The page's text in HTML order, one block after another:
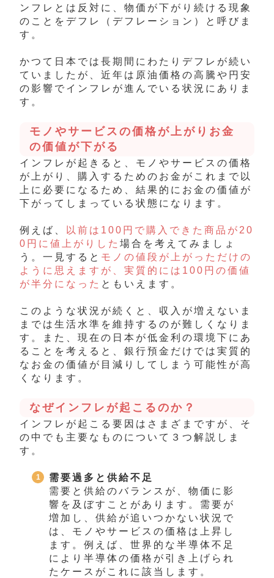
ンフレとは反対に、物価が下がり続ける現象
のことをデフレ（デフレーション）と呼びま
す。
かつて日本では長期間にわたりデフレが続い
ていましたが、近年は原油価格の高騰や円安
の影響でインフレが進んでいる状況にありま
す。
モノやサービスの価格が上がりお金
の価値が下がる
インフレが起きると、モノやサービスの価格
が上がり、購入するためのお金がこれまで以
上に必要になるため、結果的にお金の価値が
下がってしまっている状態になります。
例えば、
以前は100円で購入できた商品が20
0円に値上がりした 場合を考えてみましょ
う。一見すると モノの値段が上がっただけの
ように思えますが、実質的には100円の価値
が半分になった ともいえます。
このような状況が続くと、収入が増えないま
までは生活水準を維持するのが難しくなりま
す。また、現在の日本が低金利の環境下にあ
ることを考えると、銀行預金だけでは実質的
なお金の価値が目減りしてしまう可能性が高
くなります。
なぜインフレが起こるのか？
インフレが起こる要因はさまざまですが、そ
の中でも主要なものについて３つ解説しま
す。
需要過多と供給不足
需要と供給のバランスが、物価に影
響を及ぼすことがあります。需要が
増加し、供給が追いつかない状況で
は、モノやサービスの価格は上昇し
ます。例えば、世界的な半導体不足
により半導体の価格が引き上げられ
たケースがこれに該当します。